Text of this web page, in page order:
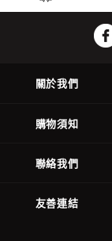
關於我們
購物須知
聯絡我們
友善連結